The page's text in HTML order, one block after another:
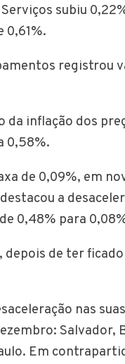
subiu
registrou
da inflação dos
0,58%.
de 0,09%, em
a
0,48% para
depois de ter
nas
Salvador,
Em